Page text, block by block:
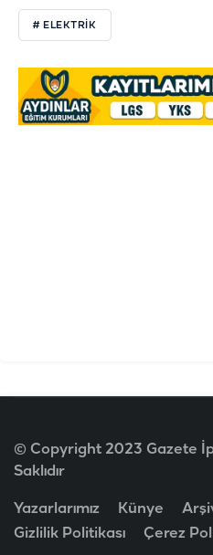
# ELEKTRİK
© Copyright 2023 Gazete
Saklıdır
Yazarlarımız Künye
Gizlilik Politikası
Çerez